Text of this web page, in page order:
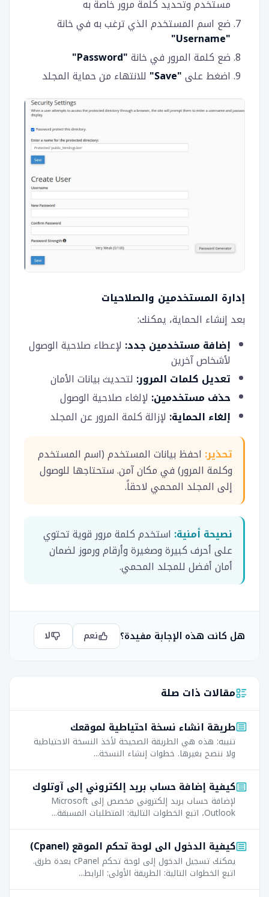
مستخدم وتحديد كلمة مرور خاصة به
ضع اسم المستخدم الذي ترغب به في خانة
"Username"
ضع كلمة المرور في خانة"Password"
اضغط على"Save" للانتهاء من حماية المجلد
إدارة المستخدمين والصلاحيات
بعد إنشاء الحماية، يمكنك:
إضافة مستخدمين جدد: لإعطاء صلاحية الوصول
لأشخاص آخرين
تعديل كلمات المرور: لتحديث بيانات الأمان
حذف مستخدمين: لإلغاء صلاحية الوصول
إلغاء الحماية: لإزالة كلمة المرور عن المجلد
تحذير: احفظ بيانات المستخدم (اسم المستخدم
وكلمة المرور) في مكان آمن. ستحتاجها للوصول
إلى المجلد المحمي لاحقاً.
نصيحة أمنية: استخدم كلمة مرور قوية تحتوي
على أحرف كبيرة وصغيرة وأرقام ورموز لضمان
أمان أفضل للمجلد المحمي.
هل كانت هذه الإجابة مفيدة؟ نعم لا
مقالات ذات صلة
طريقة انشاء نسخة احتياطية لموقعك
تنبيه: هذه هي الطريقة الصحيحة لأخذ النسخة الاحتياطية
ولا ننصح بغيرها. خطوات إنشاء النسخة...
كيفية إضافة حساب بريد إلكتروني إلى آوتلوك
لإضافة حساب بريد إلكتروني مخصص إلى Microsoft
Outlook، اتبع الخطوات التالية: المتطلبات المسبقة...
كیفیة الدخول الى لوحة تحكم الموقع (Cpanel)
يمكنك تسجيل الدخول إلى لوحة تحكم cPanel بعدة طرق.
اتبع الخطوات التالية: الطريقة الأولى: الرابط...